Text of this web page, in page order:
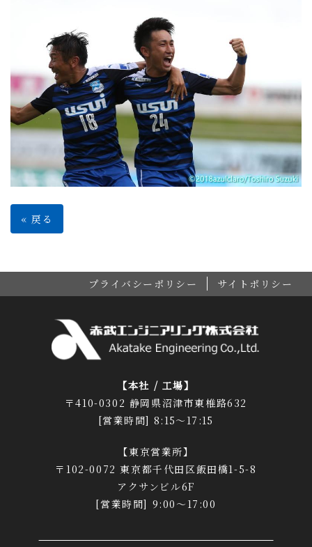
«戻る
プライバシーポリシー サイトポリシー
【本社 / 工場】
〒410-0302 静岡県沼津市東椎路632
[営業時間] 8:15～17:15
【東京営業所】
〒102-0072 東京都千代田区飯田橋1-5-8
アクサンビル6F
[営業時間] 9:00～17:00